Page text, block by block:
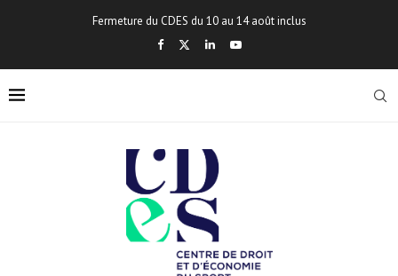
Fermeture du CDES du 10 au 14 août inclus